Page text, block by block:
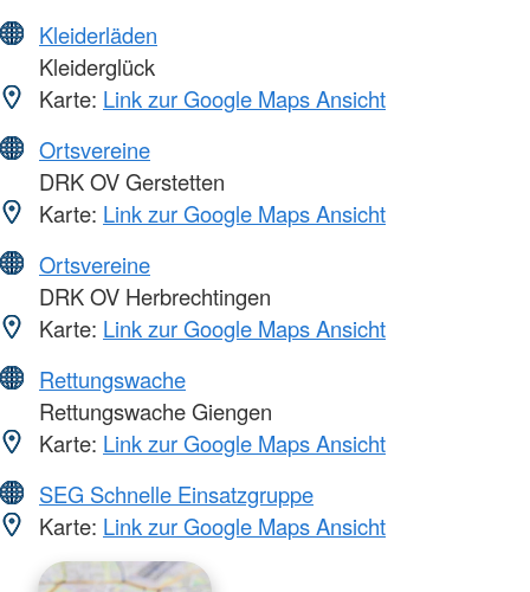
Kleiderläden
Kleiderglück
Karte: Link zur Google Maps Ansicht
Ortsvereine
DRK OV Gerstetten
Karte: Link zur Google Maps Ansicht
Ortsvereine
DRK OV Herbrechtingen
Karte: Link zur Google Maps Ansicht
Rettungswache
Rettungswache Giengen
Karte: Link zur Google Maps Ansicht
SEG Schnelle Einsatzgruppe
Karte: Link zur Google Maps Ansicht